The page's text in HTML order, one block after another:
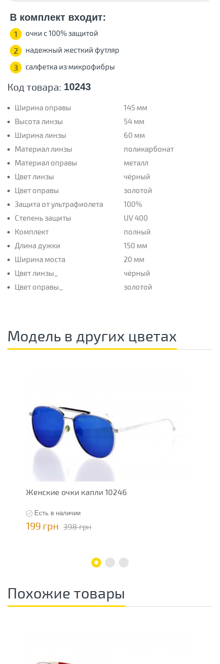
Код товара: 10243
Ширина оправы
145 мм
Высота линзы
54 мм
Ширина линзы
60 мм
Материал линзы
поликарбонат
Материал оправы
металл
Цвет линзы
чёрный
Цвет оправы
золотой
Защита от ультрафиолета
100%
Степень защиты
UV 400
Комплект
полный
Длина дужки
150 мм
Ширина моста
20 мм
Цвет линзы_
чёрный
Цвет оправы_
золотой
В комплект входит:
1 очки с 100% защитой
2 надежный жесткий футляр
3 салфетка из микрофибры
Модель в других цветах
Женские очки капли 10246
Есть в наличии
199 грн 398 грн
Похожие товары